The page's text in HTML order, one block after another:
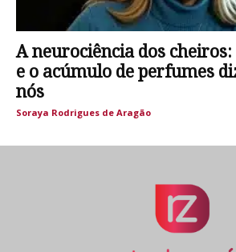
A neurociência dos cheiros:
e o acúmulo de perfumes
nós
Soraya Rodrigues de Aragão